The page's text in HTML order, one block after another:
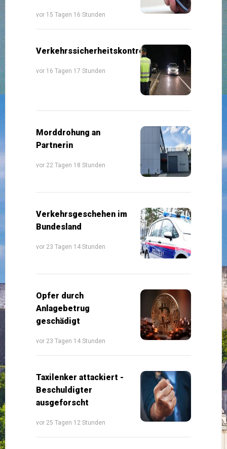
vor 15 Tagen 16 Stunden
Verkehrssicherheitskontrollen
vor 16 Tagen 17 Stunden
Morddrohung an
Partnerin
vor 22 Tagen 18 Stunden
Verkehrsgeschehen im
Bundesland
vor 23 Tagen 14 Stunden
Opfer durch
Anlagebetrug
geschädigt
vor 23 Tagen 14 Stunden
Taxilenker attackiert -
Beschuldigter
ausgeforscht
vor 25 Tagen 12 Stunden